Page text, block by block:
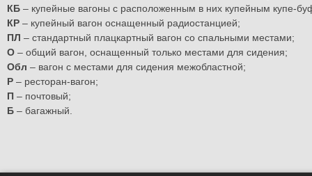
КБ – купейные вагоны с расположенным в них купейным купе-
КР – купейный вагон оснащенный радиостанцией;
ПЛ – стандартный плацкартный вагон со спальными местами;
О – общий вагон, оснащенный только местами для сидения;
Обл – вагон с местами для сидения межобластной;
Р – ресторан-вагон;
П – почтовый;
Б – багажный.